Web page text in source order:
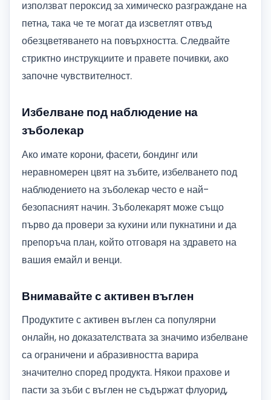
използват пероксид за химическо разграждане на
петна, така че те могат да изсветлят отвъд
обезцветяването на повърхността. Следвайте
стриктно инструкциите и правете почивки, ако
започне чувствителност.
Избелване под наблюдение на
зъболекар
Ако имате корони, фасети, бондинг или
неравномерен цвят на зъбите, избелването под
наблюдението на зъболекар често е най-
безопасният начин. Зъболекарят може също
първо да провери за кухини или пукнатини и да
препоръча план, който отговаря на здравето на
вашия емайл и венци.
Внимавайте с активен въглен
Продуктите с активен въглен са популярни
онлайн, но доказателствата за значимо избелване
са ограничени и абразивността варира
значително според продукта. Някои прахове и
пасти за зъби с въглен не съдържат флуорид,